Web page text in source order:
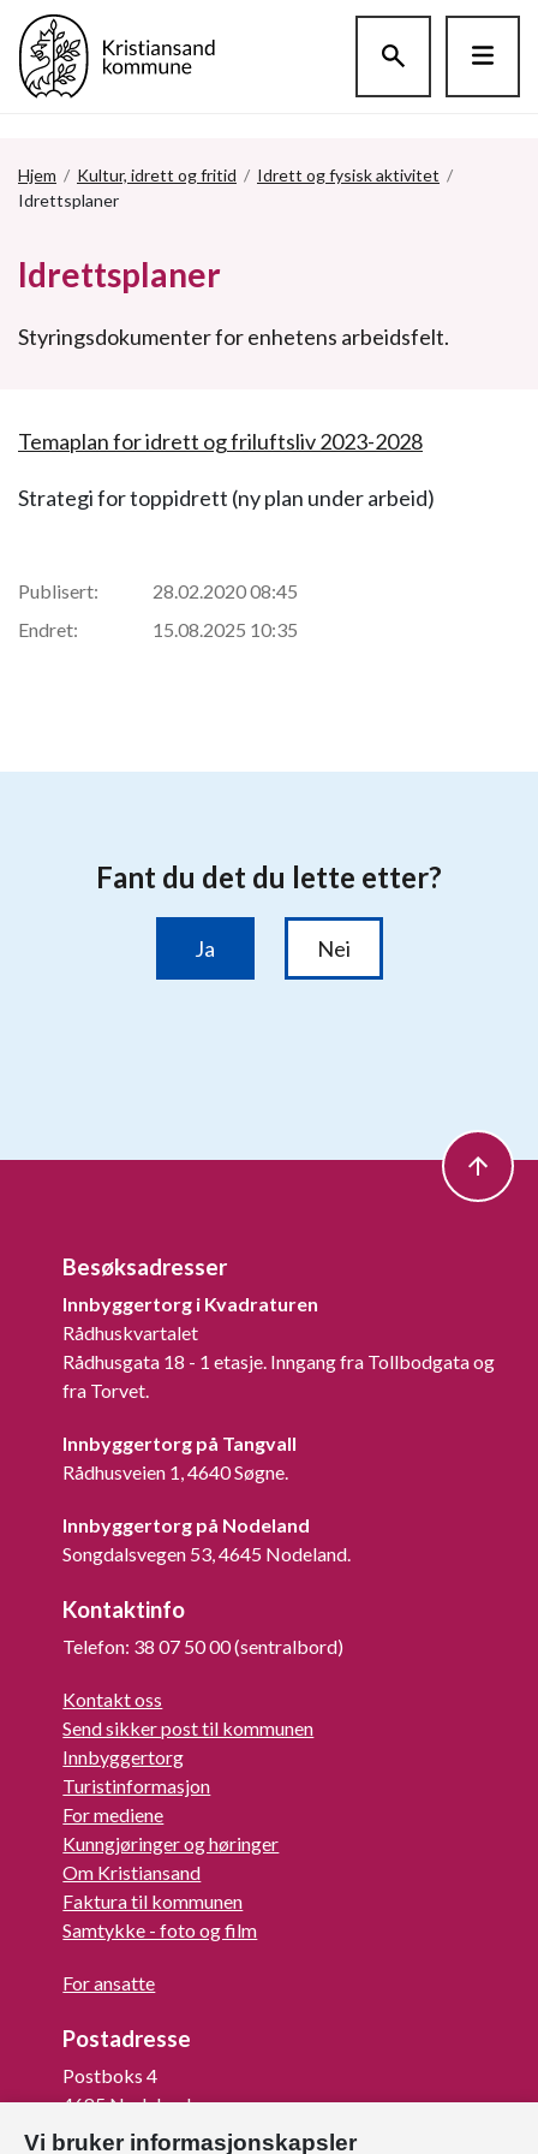
Hjem / Kultur, idrett og fritid / Idrett og fysisk aktivitet /
Idrettsplaner
Idrettsplaner
Styringsdokumenter for enhetens arbeidsfelt.
Temaplan for idrett og friluftsliv 2023-2028
Strategi for toppidrett (ny plan under arbeid)
Publisert:
28.02.2020 08:45
Endret:
15.08.2025 10:35
Besøksadresser
Innbyggertorg i Kvadraturen
Rådhuskvartalet
Rådhusgata 18 - 1 etasje. Inngang fra Tollbodgata og
fra Torvet.
Innbyggertorg på Tangvall
Rådhusveien 1, 4640 Søgne.
Innbyggertorg på Nodeland
Songdalsvegen 53, 4645 Nodeland.
Kontaktinfo
Telefon: 38 07 50 00 (sentralbord)
Kontakt oss
Send sikker post til kommunen
Innbyggertorg
Turistinformasjon
For mediene
Kunngjøringer og høringer
Om Kristiansand
Faktura til kommunen
Samtykke - foto og film
For ansatte
Postadresse
Postboks 4
4685 Nodeland
Vi bruker informasjonskapsler